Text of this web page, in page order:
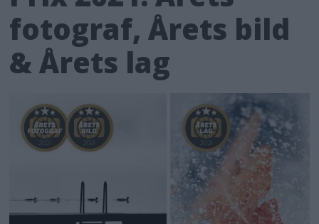
fotograf, Årets bild
& Årets lag